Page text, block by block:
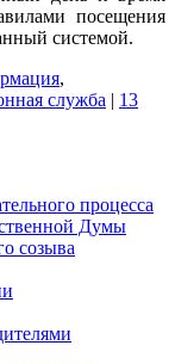
посещения
системой.
,
служба | 13
процесса
Думы
созыва